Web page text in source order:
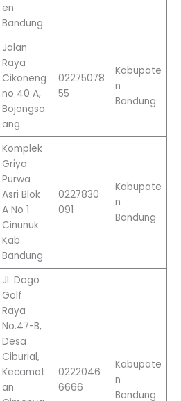
en
Bandung
Jalan
Raya
Cikoneng
no 40 A,
Bojongso
ang
02275078
55
Kabupate
n
Bandung
Komplek
Griya
Purwa
Asri Blok
A No 1
Cinunuk
Kab.
Bandung
0227830
091
Kabupate
n
Bandung
Jl. Dago
Golf
Raya
No.47-B,
Desa
Ciburial,
Kecamat
an
0222046
6666
Kabupate
n
Bandung